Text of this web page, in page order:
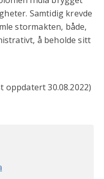
Samtidig krevde
stormakten, både,
å beholde sitt
oppdatert 30.08.2022)